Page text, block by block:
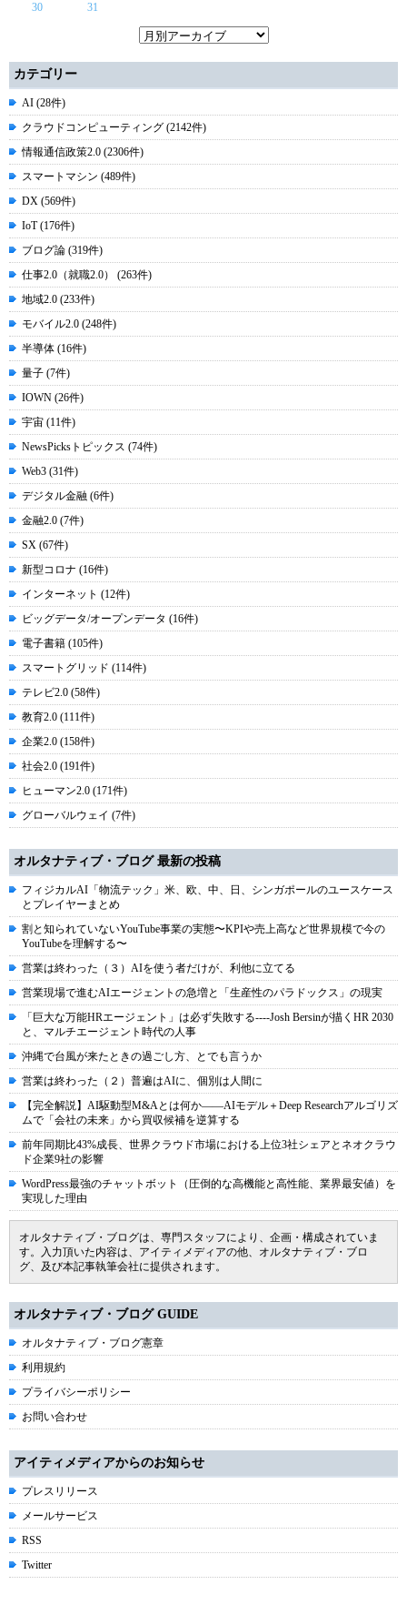
30
31
カテゴリー
AI (28件)
クラウドコンピューティング (2142件)
情報通信政策2.0 (2306件)
スマートマシン (489件)
DX (569件)
IoT (176件)
ブログ論 (319件)
仕事2.0（就職2.0） (263件)
地域2.0 (233件)
モバイル2.0 (248件)
半導体 (16件)
量子 (7件)
IOWN (26件)
宇宙 (11件)
NewsPicksトピックス (74件)
Web3 (31件)
デジタル金融 (6件)
金融2.0 (7件)
SX (67件)
新型コロナ (16件)
インターネット (12件)
ビッグデータ/オープンデータ (16件)
電子書籍 (105件)
スマートグリッド (114件)
テレビ2.0 (58件)
教育2.0 (111件)
企業2.0 (158件)
社会2.0 (191件)
ヒューマン2.0 (171件)
グローバルウェイ (7件)
オルタナティブ・ブログ 最新の投稿
フィジカルAI「物流テック」米、欧、中、日、シンガポールのユースケース
とプレイヤーまとめ
割と知られていないYouTube事業の実態〜KPIや売上高など世界規模で今の
YouTubeを理解する〜
営業は終わった（３）AIを使う者だけが、利他に立てる
営業現場で進むAIエージェントの急増と「生産性のパラドックス」の現実
「巨大な万能HRエージェント」は必ず失敗する----Josh Bersinが描くHR 2030
と、マルチエージェント時代の人事
沖縄で台風が来たときの過ごし方、とでも言うか
営業は終わった（２）普遍はAIに、個別は人間に
【完全解説】AI駆動型M&Aとは何か――AIモデル＋Deep Researchアルゴリズ
ムで「会社の未来」から買収候補を逆算する
前年同期比43%成長、世界クラウド市場における上位3社シェアとネオクラウ
ド企業9社の影響
WordPress最強のチャットボット（圧倒的な高機能と高性能、業界最安値）を
実現した理由
オルタナティブ・ブログは、専門スタッフにより、企画・構成されていま
す。入力頂いた内容は、アイティメディアの他、オルタナティブ・ブロ
グ、及び本記事執筆会社に提供されます。
オルタナティブ・ブログ GUIDE
オルタナティブ・ブログ憲章
利用規約
プライバシーポリシー
お問い合わせ
アイティメディアからのお知らせ
プレスリリース
メールサービス
RSS
Twitter